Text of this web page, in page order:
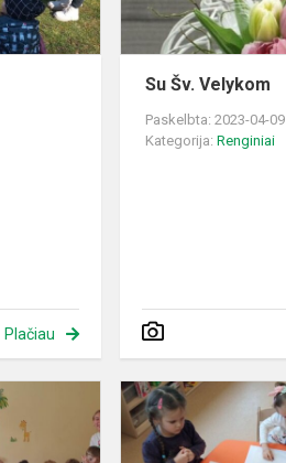
Plačiau
Su Šv. Velykom
Paskelbta: 2023-04-09
Kategorija:Renginiai
Velykinės
dirbtuvėlės
su